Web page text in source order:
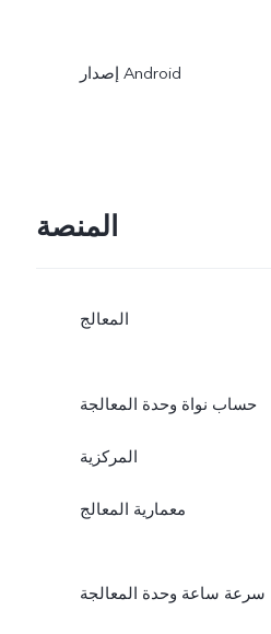
إصدار Android
المنصة
المعالج
حساب نواة وحدة المعالجة
المركزية
معمارية المعالج
سرعة ساعة وحدة المعالجة